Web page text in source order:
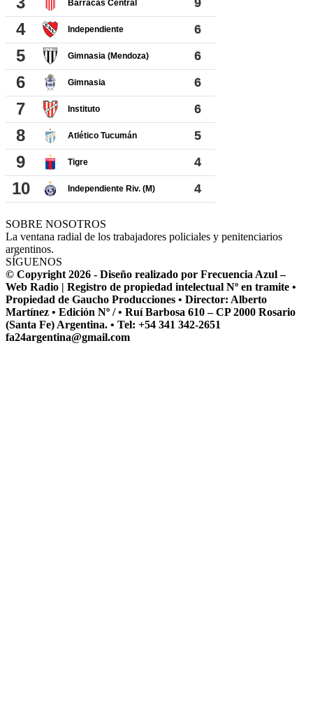
SOBRE NOSOTROS
La ventana radial de los trabajadores policiales y penitenciarios
argentinos.
SÍGUENOS
© Copyright 2026 - Diseño realizado por Frecuencia Azul –
Web Radio | Registro de propiedad intelectual Nº en tramite •
Propiedad de Gaucho Producciones • Director: Alberto
Martínez • Edición Nº / • Ruí Barbosa 610 – CP 2000 Rosario
(Santa Fe) Argentina. • Tel: +54 341 342-2651
fa24argentina@gmail.com